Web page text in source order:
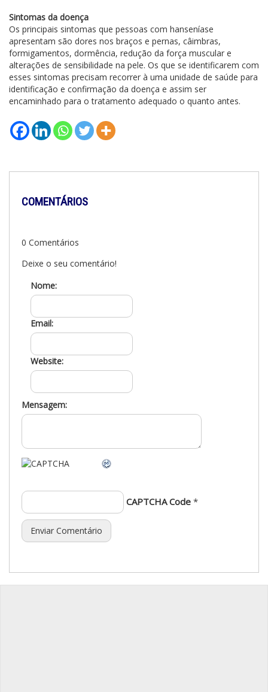
Sintomas da doença
Os principais sintomas que pessoas com hanseníase
apresentam são dores nos braços e pernas, câimbras,
formigamentos, dormência, redução da força muscular e
alterações de sensibilidade na pele. Os que se identificarem com
esses sintomas precisam recorrer à uma unidade de saúde para
identificação e confirmação da doença e assim ser
encaminhado para o tratamento adequado o quanto antes.
COMENTÁRIOS
0 Comentários
Deixe o seu comentário!
Nome:
Email:
Website:
Mensagem:
CAPTCHA Code *